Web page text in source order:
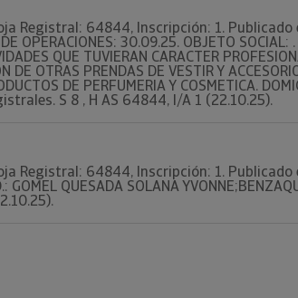
Registral: 64844, Inscripción: 1. Publicado
OPERACIONES: 30.09.25. OBJETO SOCIAL: .
QUE TUVIERAN CARACTER
DE OTRAS PRENDAS DE VESTIR Y
DE PERFUMERIA Y COSMETICA.
S 8 , H AS 64844, I/A 1 (22.10.25).
Registral: 64844, Inscripción: 1. Publicado
QUESADA SOLANA